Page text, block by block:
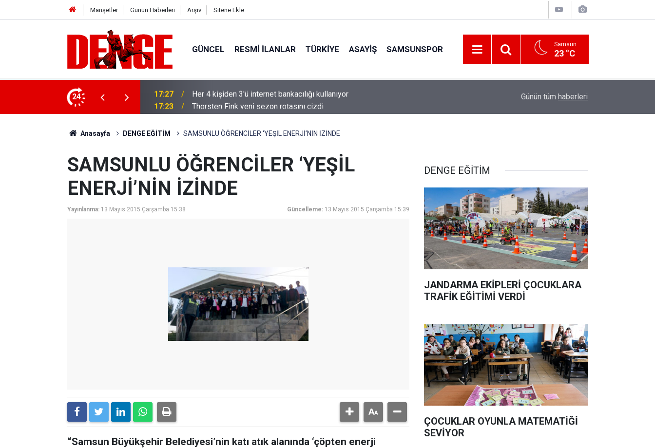
Manşetler Günün Haberleri Arşiv Sitene Ekle
GÜNCEL RESMI İLANLAR TÜRKİYE ASAYİŞ SAMSUNSPOR Samsun
23 °C
24 17:23 Thorsten Fink yeni sezon rotasını çizdi Vatandaşlar evlerinden danışmanlık hizmeti
Günün tüm haberleri
Anasayfa DENGE EĞİTİM SAMSUNLU ÖĞRENCİLER ‘YEŞİL ENERJİ’NİN İZİNDE
SAMSUNLU ÖĞRENCİLER ‘YEŞİL
ENERJİ’NİN İZİNDE
Yayınlanma: 13 Mayıs 2015 Çarşamba 15:38 Güncelleme: 13 Mayıs 2015 Çarşamba 15:39
“Samsun Büyükşehir Belediyesi’nin katı atık alanında ‘çöpten enerji
DENGE EĞİTİM
JANDARMA EKİPLERİ ÇOCUKLARA
TRAFİK EĞİTİMİ VERDİ
ÇOCUKLAR OYUNLA MATEMATİĞİ
SEVİYOR